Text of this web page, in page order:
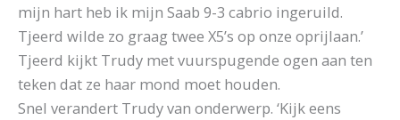
mijn hart heb ik mijn Saab 9-3 cabrio ingeruild.
Tjeerd wilde zo graag twee X5’s op onze oprijlaan.’
Tjeerd kijkt Trudy met vuurspugende ogen aan ten
teken dat ze haar mond moet houden.
Snel verandert Trudy van onderwerp. ‘Kijk eens